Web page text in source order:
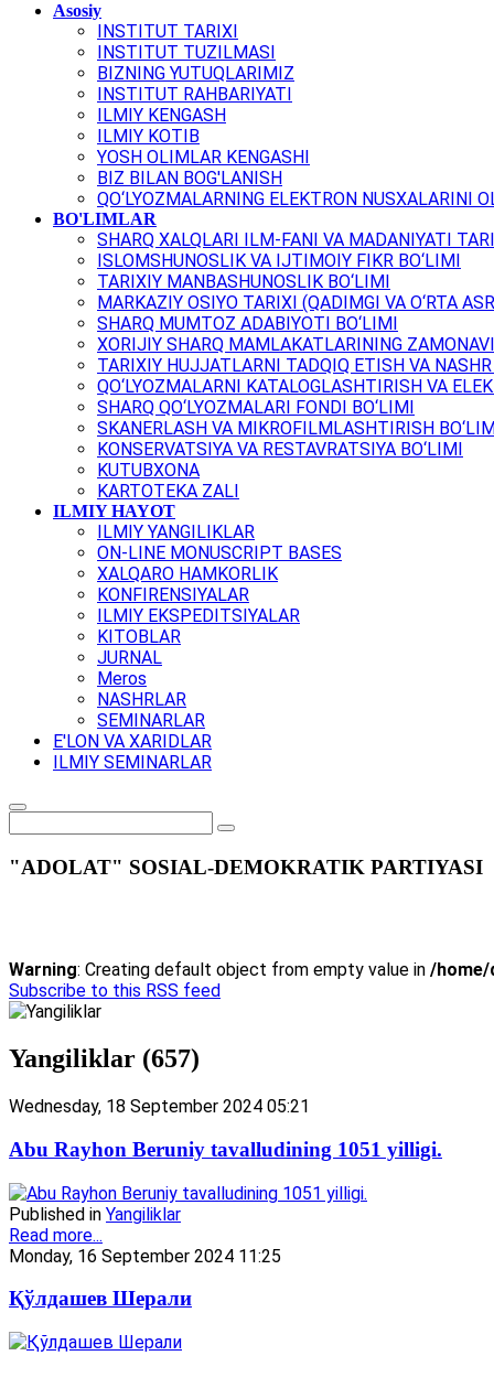
Asosiy
INSTITUT TARIXI
INSTITUT TUZILMASI
BIZNING YUTUQLARIMIZ
INSTITUT RAHBARIYATI
ILMIY KENGASH
ILMIY KOTIB
YOSH OLIMLAR KENGASHI
BIZ BILAN BOG'LANISH
QO‘LYOZMALARNING ELEKTRON NUSXALARINI
BO'LIMLAR
SHARQ XALQLARI ILM-FANI VA MADANIYATI
ISLOMSHUNOSLIK VA IJTIMOIY FIKR BO‘LIMI
TARIXIY MANBASHUNOSLIK BO‘LIMI
MARKAZIY OSIYO TARIXI (QADIMGI VA O‘RTA
SHARQ MUMTOZ ADABIYOTI BO‘LIMI
XORIJIY SHARQ MAMLAKATLARINING
TARIXIY HUJJATLARNI TADQIQ ETISH VA
QO‘LYOZMALARNI KATALOGLASHTIRISH VA
SHARQ QO‘LYOZMALARI FONDI BO‘LIMI
SKANERLASH VA MIKROFILMLASHTIRISH
KONSERVATSIYA VA RESTAVRATSIYA BO‘LIMI
KUTUBXONA
KARTOTEKA ZALI
ILMIY HAYOT
ILMIY YANGILIKLAR
ON-LINE MONUSCRIPT BASES
XALQARO HAMKORLIK
KONFIRENSIYALAR
ILMIY EKSPEDITSIYALAR
KITOBLAR
JURNAL
Meros
NASHRLAR
SEMINARLAR
E'LON VA XARIDLAR
ILMIY SEMINARLAR
"ADOLAT" SOSIAL-DEMOKRATIK PARTIYASI
Warning: Creating default object from empty value in /home/
Subscribe to this RSS feed
Yangiliklar (657)
Wednesday, 18 September 2024 05:21
Abu Rayhon Beruniy tavalludining 1051 yilligi.
Published in Yangiliklar
Read more...
Monday, 16 September 2024 11:25
Қўлдашев Шерали